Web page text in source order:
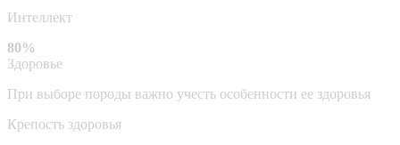
Интеллект
80%
Здоровье
При выборе породы важно учесть особенности ее здоровья
Крепость здоровья